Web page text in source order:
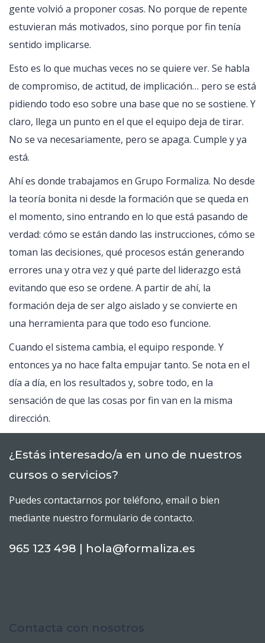
gente volvió a proponer cosas. No porque de repente
estuvieran más motivados, sino porque por fin tenía
sentido implicarse.
Esto es lo que muchas veces no se quiere ver. Se habla
de compromiso, de actitud, de implicación… pero se está
pidiendo todo eso sobre una base que no se sostiene. Y
claro, llega un punto en el que el equipo deja de tirar.
No se va necesariamente, pero se apaga. Cumple y ya
está.
Ahí es donde trabajamos en Grupo Formaliza. No desde
la teoría bonita ni desde la formación que se queda en
el momento, sino entrando en lo que está pasando de
verdad: cómo se están dando las instrucciones, cómo se
toman las decisiones, qué procesos están generando
errores una y otra vez y qué parte del liderazgo está
evitando que eso se ordene. A partir de ahí, la
formación deja de ser algo aislado y se convierte en
una herramienta para que todo eso funcione.
Cuando el sistema cambia, el equipo responde. Y
entonces ya no hace falta empujar tanto. Se nota en el
día a día, en los resultados y, sobre todo, en la
sensación de que las cosas por fin van en la misma
dirección.
¿Estás interesado/a en uno de nuestros
cursos o servicios?
Puedes contactarnos por teléfono, email o bien
mediante nuestro formulario de contacto.
965 123 498 | hola@formaliza.es
Contacta con nosotros